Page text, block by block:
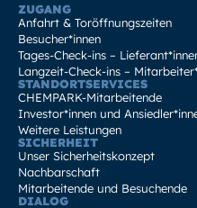
ZUGANG
Anfahrt & Toröffnungszeiten
Besucher*innen
Tages-Check-ins –
Langzeit-Check-ins –
STANDORTSERVICES
CHEMPARK-Mitarbeitende
Investor*innen und
Weitere Leistungen
SICHERHEIT
Unser Sicherheitskonzept
Nachbarschaft
Mitarbeitende und Besuchende
DIALOG